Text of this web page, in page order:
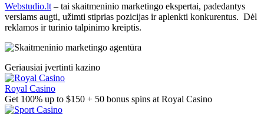
Webstudio.lt – tai skaitmeninio marketingo ekspertai, padedantys
verslams augti, užimti stiprias pozicijas ir aplenkti konkurentus. Dėl
reklamos ir turinio talpinimo kreiptis.
Geriausiai įvertinti kazino
Royal Casino
Get 100% up to $150 + 50 bonus spins at Royal Casino